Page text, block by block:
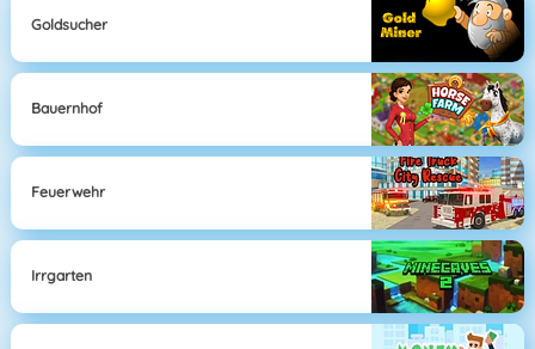
Goldsucher
Bauernhof
Feuerwehr
Irrgarten